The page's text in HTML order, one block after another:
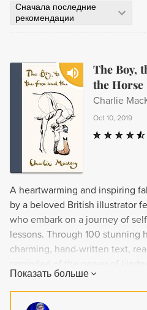
Сначала последние
рекомендации
The Boy,
the Horse
Charlie
Oct 10, 2019
A heartwarming and inspiring
by a beloved British illustrator
who embark on a journey of
lessons. Through 100 stunning
charming, hand-written text,
must-read modern classic for
The Alchemist.
Показать больше